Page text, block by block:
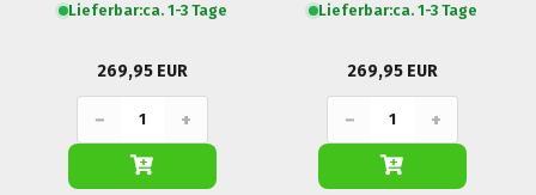
Lieferbar:ca. 1-3 Tage
269,95 EUR
− +
Lieferbar:ca. 1-3 Tage
269,95 EUR
− +